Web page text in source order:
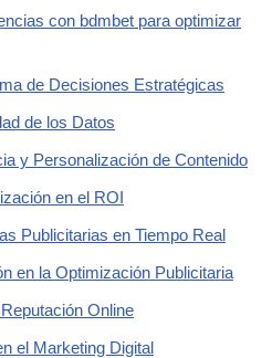
con bdmbet para optimizar
de Decisiones Estratégicas
de los Datos
y Personalización de Contenido
en el ROI
Publicitarias en Tiempo Real
en la Optimización Publicitaria
Online
el Marketing Digital